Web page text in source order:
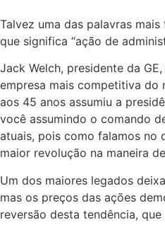
Talvez uma das palavras
que significa “ação de
Jack Welch, presidente da
empresa mais competitiva do
aos 45 anos assumiu a
você assumindo o comando
atuais, pois como falamos no
maior revolução na maneira
Um dos maiores legados
mas os preços das ações
reversão desta tendência,